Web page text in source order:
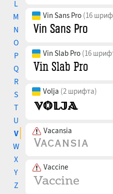
L
M
N
O
P
Q
R
S
T
U
V
W
X
Y
Z
Vin Sans Pro (16
Vin Slab Pro (16
Volja (2 шрифта)
Vacansia
Vaccine